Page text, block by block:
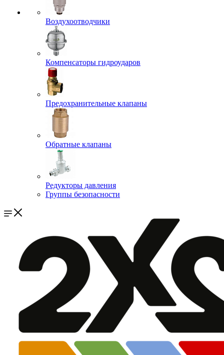
Воздухоотводчики
Компенсаторы гидроударов
Предохранительные клапаны
Обратные клапаны
Редукторы давления
Группы безопасности